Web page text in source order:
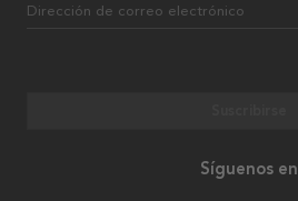
Dirección de correo electrónico
Síguenos en